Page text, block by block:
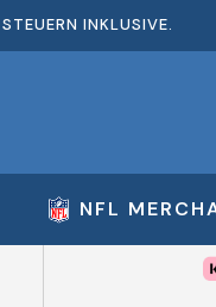
INKLUSIVE.
NFL